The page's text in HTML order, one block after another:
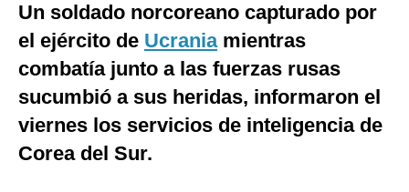
Tecnología
Club del Suscriptor
Mix
Un soldado norcoreano capturado por
el ejército de Ucraniamientras
combatía junto a las fuerzas rusas
sucumbió a sus heridas, informaron el
viernes los servicios de inteligencia de
Corea del Sur.